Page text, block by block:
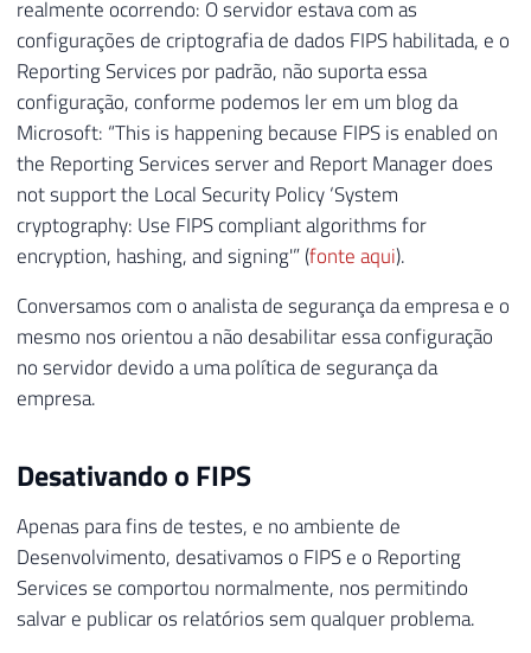
realmente ocorrendo: O servidor estava com as
configurações de criptografia de dados FIPS habilitada, e o
Reporting Services por padrão, não suporta essa
configuração, conforme podemos ler em um blog da
Microsoft: “This is happening because FIPS is enabled on
the Reporting Services server and Report Manager does
not support the Local Security Policy ‘System
cryptography: Use FIPS compliant algorithms for
encryption, hashing, and signing'” (fonte aqui).
Conversamos com o analista de segurança da empresa e o
mesmo nos orientou a não desabilitar essa configuração
no servidor devido a uma política de segurança da
empresa.
Desativando o FIPS
Apenas para fins de testes, e no ambiente de
Desenvolvimento, desativamos o FIPS e o Reporting
Services se comportou normalmente, nos permitindo
salvar e publicar os relatórios sem qualquer problema.